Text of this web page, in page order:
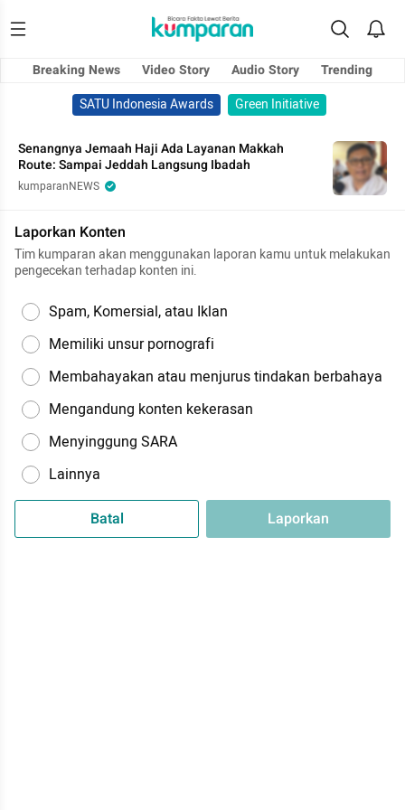
Breaking News Video Story Audio Story
Trending
SATU Indonesia Awards
Green Initiative
Senangnya Jemaah Haji Ada Layanan Makkah
Route: Sampai Jeddah Langsung Ibadah
kumparanNEWS
Laporkan Konten
Tim kumparan akan menggunakan laporan kamu untuk melakukan
pengecekan terhadap konten ini.
Spam, Komersial, atau Iklan
Memiliki unsur pornografi
Membahayakan atau menjurus tindakan berbahaya
Mengandung konten kekerasan
Menyinggung SARA
Lainnya
Batal Laporkan